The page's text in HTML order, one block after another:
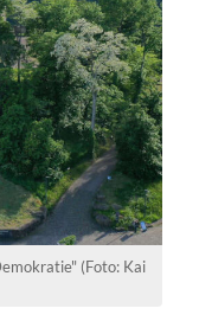
(Foto: Kai